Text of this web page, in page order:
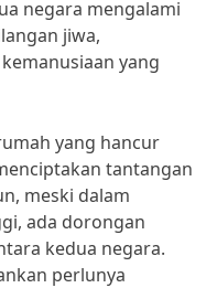
negara mengalami
jiwa,
yang
yang hancur
tantangan
meski dalam
ada dorongan
kedua negara.
perlunya